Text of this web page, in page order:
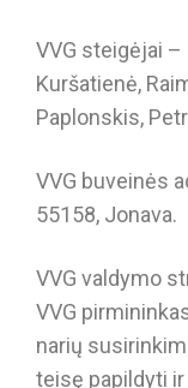
VVG steigėjai –
Kuršatienė,
Paplonskis,
VVG buveinės
55158, Jonava.
VVG valdymo
VVG
narių
teisę papildyti